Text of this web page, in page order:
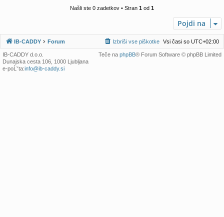
Našli ste 0 zadetkov • Stran 1 od 1
Pojdi na
IB-CADDY Forum Vsi časi so UTC+02:00
Izbriši vse piškotke
Teče na phpBB® Forum Software © phpBB Limited
IB-CADDY d.o.o.
Dunajska cesta 106, 1000 Ljubljana
e-poĹˇta:info@ib-caddy.si